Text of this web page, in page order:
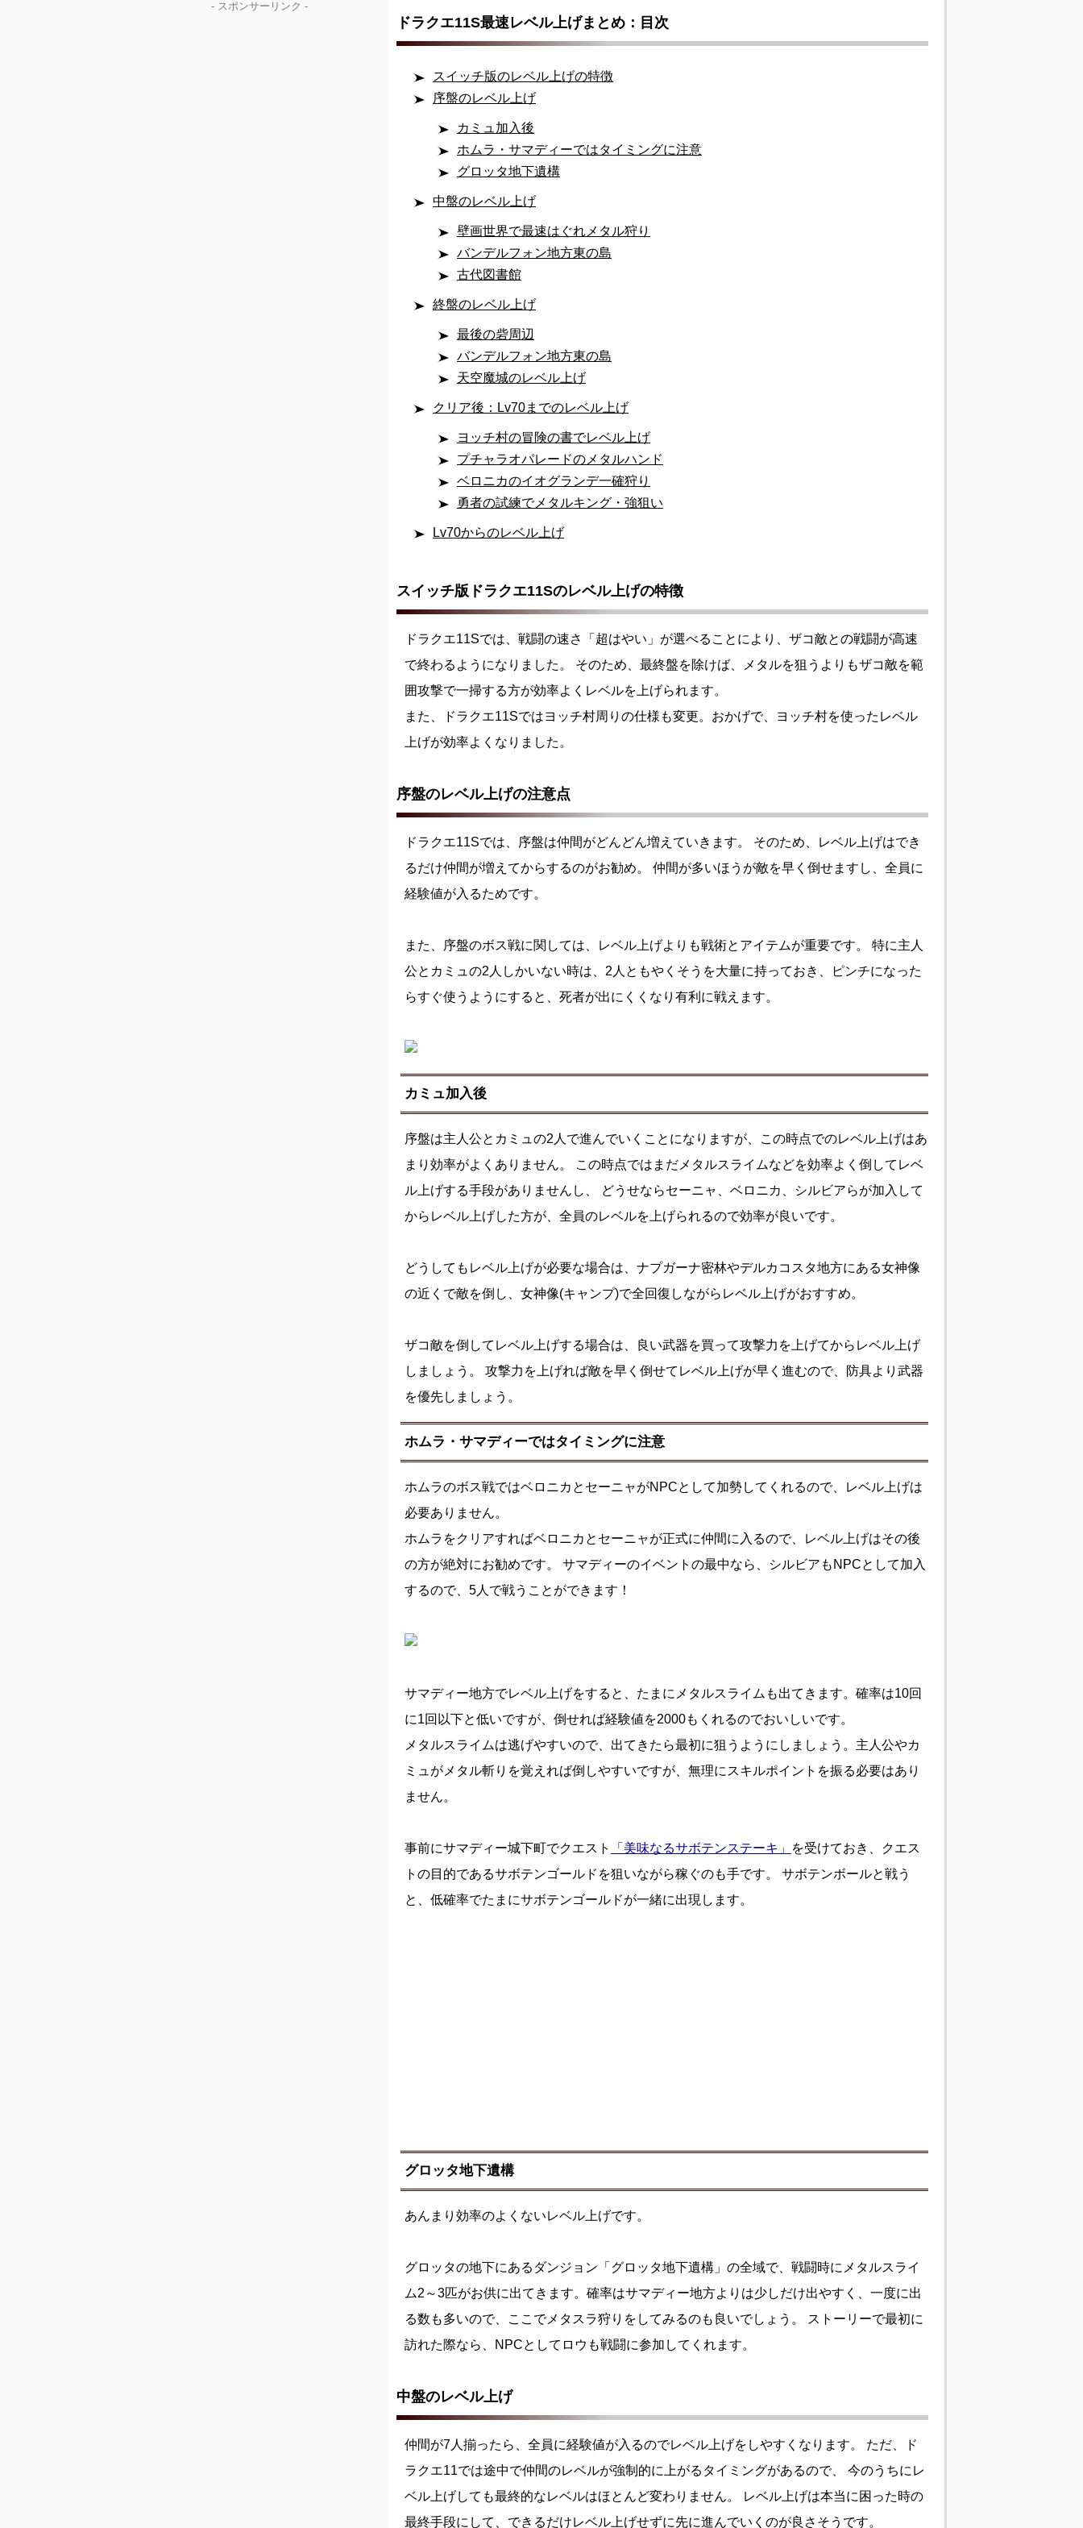
ドラクエ11S最速レベル上げまとめ：目次
スイッチ版のレベル上げの特徴
序盤のレベル上げ
カミュ加入後
ホムラ・サマディーではタイミングに注意
グロッタ地下遺構
中盤のレベル上げ
壁画世界で最速はぐれメタル狩り
バンデルフォン地方東の島
古代図書館
終盤のレベル上げ
最後の砦周辺
バンデルフォン地方東の島
天空魔城のレベル上げ
クリア後：Lv70までのレベル上げ
ヨッチ村の冒険の書でレベル上げ
プチャラオパレードのメタルハンド
ベロニカのイオグランデ一確狩り
勇者の試練でメタルキング・強狙い
Lv70からのレベル上げ
スイッチ版ドラクエ11Sのレベル上げの特徴
ドラクエ11Sでは、戦闘の速さ「超はやい」が選べることにより、ザコ敵との戦闘が高速
で終わるようになりました。 そのため、最終盤を除けば、メタルを狙うよりもザコ敵を範
囲攻撃で一掃する方が効率よくレベルを上げられます。
また、ドラクエ11Sではヨッチ村周りの仕様も変更。おかげで、ヨッチ村を使ったレベル
上げが効率よくなりました。
序盤のレベル上げの注意点
ドラクエ11Sでは、序盤は仲間がどんどん増えていきます。 そのため、レベル上げはでき
るだけ仲間が増えてからするのがお勧め。 仲間が多いほうが敵を早く倒せますし、全員に
経験値が入るためです。
また、序盤のボス戦に関しては、レベル上げよりも戦術とアイテムが重要です。 特に主人
公とカミュの2人しかいない時は、2人ともやくそうを大量に持っておき、ピンチになった
らすぐ使うようにすると、死者が出にくくなり有利に戦えます。
カミュ加入後
序盤は主人公とカミュの2人で進んでいくことになりますが、この時点でのレベル上げはあ
まり効率がよくありません。 この時点ではまだメタルスライムなどを効率よく倒してレベ
ル上げする手段がありませんし、 どうせならセーニャ、ベロニカ、シルビアらが加入して
からレベル上げした方が、全員のレベルを上げられるので効率が良いです。
どうしてもレベル上げが必要な場合は、ナプガーナ密林やデルカコスタ地方にある女神像
の近くで敵を倒し、女神像(キャンプ)で全回復しながらレベル上げがおすすめ。
ザコ敵を倒してレベル上げする場合は、良い武器を買って攻撃力を上げてからレベル上げ
しましょう。 攻撃力を上げれば敵を早く倒せてレベル上げが早く進むので、防具より武器
を優先しましょう。
ホムラ・サマディーではタイミングに注意
ホムラのボス戦ではベロニカとセーニャがNPCとして加勢してくれるので、レベル上げは
必要ありません。
ホムラをクリアすればベロニカとセーニャが正式に仲間に入るので、レベル上げはその後
の方が絶対にお勧めです。 サマディーのイベントの最中なら、シルビアもNPCとして加入
するので、5人で戦うことができます！
サマディー地方でレベル上げをすると、たまにメタルスライムも出てきます。確率は10回
に1回以下と低いですが、倒せれば経験値を2000もくれるのでおいしいです。
メタルスライムは逃げやすいので、出てきたら最初に狙うようにしましょう。主人公やカ
ミュがメタル斬りを覚えれば倒しやすいですが、無理にスキルポイントを振る必要はあり
ません。
事前にサマディー城下町でクエスト 「美味なるサボテンステーキ」
を受けておき、クエス
トの目的であるサボテンゴールドを狙いながら稼ぐのも手です。 サボテンボールと戦う
と、低確率でたまにサボテンゴールドが一緒に出現します。
グロッタ地下遺構
あんまり効率のよくないレベル上げです。
グロッタの地下にあるダンジョン「グロッタ地下遺構」の全域で、戦闘時にメタルスライ
ム2～3匹がお供に出てきます。確率はサマディー地方よりは少しだけ出やすく、一度に出
る数も多いので、ここでメタスラ狩りをしてみるのも良いでしょう。 ストーリーで最初に
訪れた際なら、NPCとしてロウも戦闘に参加してくれます。
中盤のレベル上げ
仲間が7人揃ったら、全員に経験値が入るのでレベル上げをしやすくなります。 ただ、ド
ラクエ11では途中で仲間のレベルが強制的に上がるタイミングがあるので、 今のうちにレ
ベル上げしても最終的なレベルはほとんど変わりません。 レベル上げは本当に困った時の
最終手段にして、できるだけレベル上げせずに先に進んでいくのが良さそうです。
- スポンサーリンク -